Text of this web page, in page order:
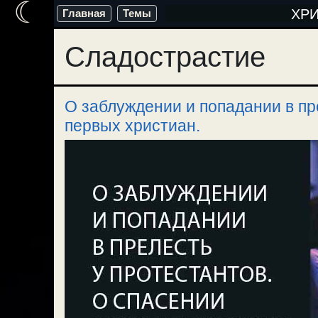
Перейти
содержимому
Главная Темы
Сладострастие
О заблуждении и попадании в
первых христиан.
☾